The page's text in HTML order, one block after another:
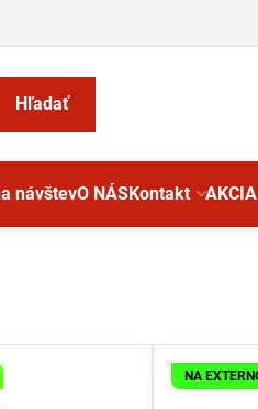
Hľadať
návštevO NÁSKontakt AKCIA
NA